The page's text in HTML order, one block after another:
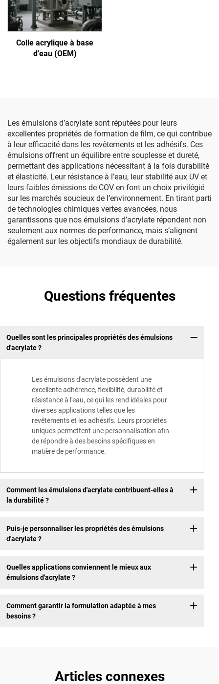
Colle acrylique à base
d'eau (OEM)
Les émulsions d’acrylate sont réputées pour leurs
excellentes propriétés de formation de film, ce qui contribue
à leur efficacité dans les revêtements et les adhésifs. Ces
émulsions offrent un équilibre entre souplesse et dureté,
permettant des applications nécessitant à la fois durabilité
et élasticité. Leur résistance à l’eau, leur stabilité aux UV et
leurs faibles émissions de COV en font un choix privilégié
sur les marchés soucieux de l’environnement. En tirant parti
de technologies chimiques vertes avancées, nous
garantissons que nos émulsions d’acrylate répondent non
seulement aux normes de performance, mais s’alignent
également sur les objectifs mondiaux de durabilité.
Questions fréquentes
Quelles sont les principales propriétés des émulsions
d'acrylate ?
Les émulsions d'acrylate possèdent une
excellente adhérence, flexibilité, durabilité et
résistance à l'eau, ce qui les rend idéales pour
diverses applications telles que les
revêtements et les adhésifs. Leurs propriétés
uniques permettent une personnalisation afin
de répondre à des besoins spécifiques en
matière de performance.
Comment les émulsions d'acrylate contribuent-elles à
la durabilité ?
Puis-je personnaliser les propriétés des émulsions
d'acrylate ?
Quelles applications conviennent le mieux aux
émulsions d'acrylate ?
Comment garantir la formulation adaptée à mes
besoins ?
Articles connexes